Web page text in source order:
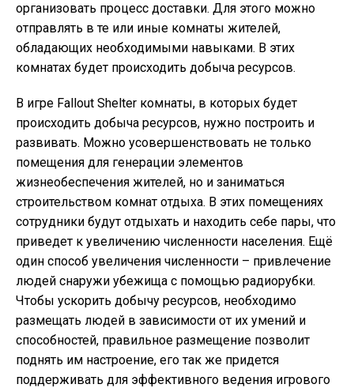
организовать процесс доставки. Для этого можно
отправлять в те или иные комнаты жителей,
обладающих необходимыми навыками. В этих
комнатах будет происходить добыча ресурсов.
В игре Fallout Shelter комнаты, в которых будет
происходить добыча ресурсов, нужно построить и
развивать. Можно усовершенствовать не только
помещения для генерации элементов
жизнеобеспечения жителей, но и заниматься
строительством комнат отдыха. В этих помещениях
сотрудники будут отдыхать и находить себе пары, что
приведет к увеличению численности населения. Ещё
один способ увеличения численности – привлечение
людей снаружи убежища с помощью радиорубки.
Чтобы ускорить добычу ресурсов, необходимо
размещать людей в зависимости от их умений и
способностей, правильное размещение позволит
поднять им настроение, его так же придется
поддерживать для эффективного ведения игрового